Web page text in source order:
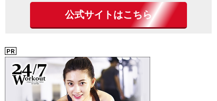
公式サイトはこちら